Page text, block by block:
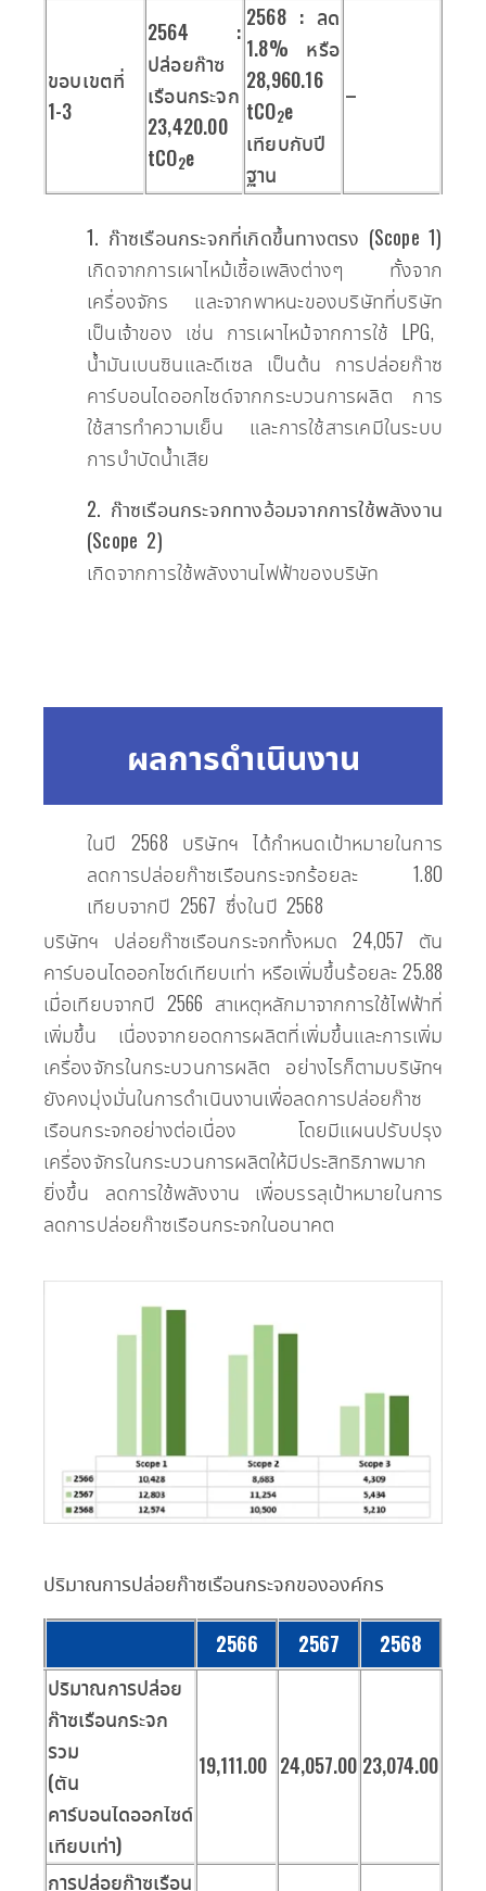
ขอบเขตที่
1-3
2564 :
ปล่อยก๊าซ
เรือนกระจก
23,420.00
tCO2e
2568 : ลด
1.8% หรือ
28,960.16
tCO2e
เทียบกับปี
ฐาน
–
1. ก๊าซเรือนกระจกที่เกิดขึ้นทางตรง (Scope 1)
เกิดจากการเผาไหม้เชื้อเพลิงต่างๆ ทั้งจาก
เครื่องจักร และจากพาหนะของบริษัทที่บริษัท
เป็นเจ้าของ เช่น การเผาไหม้จากการใช้ LPG,
น้ำมันเบนซินและดีเซล เป็นต้น การปล่อยก๊าซ
คาร์บอนไดออกไซด์จากกระบวนการผลิต การ
ใช้สารทำความเย็น และการใช้สารเคมีในระบบ
การบำบัดน้ำเสีย
2. ก๊าซเรือนกระจกทางอ้อมจากการใช้พลังงาน
(Scope 2)
เกิดจากการใช้พลังงานไฟฟ้าของบริษัท
ผลการดำเนินงาน
ในปี 2568 บริษัทฯ ได้กำหนดเป้าหมายในการ
ลดการปล่อยก๊าซเรือนกระจกร้อยละ 1.80
เทียบจากปี 2567 ซึ่งในปี 2568
บริษัทฯ ปล่อยก๊าซเรือนกระจกทั้งหมด 24,057 ตัน
คาร์บอนไดออกไซด์เทียบเท่า หรือเพิ่มขึ้นร้อยละ 25.88
เมื่อเทียบจากปี 2566 สาเหตุหลักมาจากการใช้ไฟฟ้าที่
เพิ่มขึ้น เนื่องจากยอดการผลิตที่เพิ่มขึ้นและการเพิ่ม
เครื่องจักรในกระบวนการผลิต อย่างไรก็ตามบริษัทฯ
ยังคงมุ่งมั่นในการดำเนินงานเพื่อลดการปล่อยก๊าซ
เรือนกระจกอย่างต่อเนื่อง โดยมีแผนปรับปรุง
เครื่องจักรในกระบวนการผลิตให้มีประสิทธิภาพมาก
ยิ่งขึ้น ลดการใช้พลังงาน เพื่อบรรลุเป้าหมายในการ
ลดการปล่อยก๊าซเรือนกระจกในอนาคต
ปริมาณการปล่อยก๊าซเรือนกระจกขององค์กร
2566 2567
2568
ปริมาณการปล่อย
ก๊าซเรือนกระจก
รวม
(ตัน
คาร์บอนไดออกไซด์
เทียบเท่า)
19,111.00 24,057.00 23,074.00
การปล่อยก๊าซเรือน